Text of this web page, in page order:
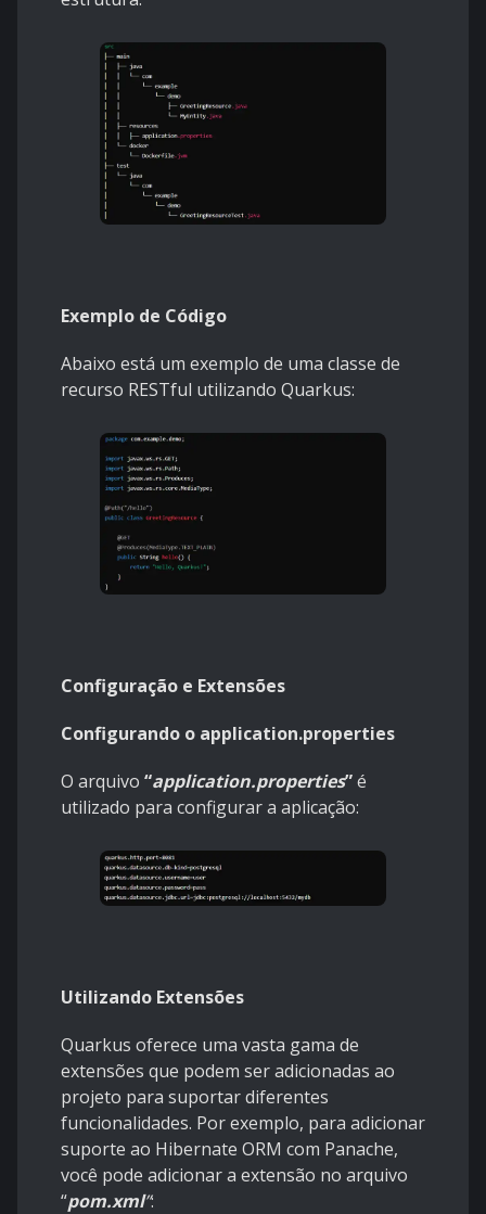
Exemplo de Código
Abaixo está um exemplo de uma classe de
recurso RESTful utilizando Quarkus:
Configuração e Extensões
Configurando o application.properties
O arquivo “application.properties”é
utilizado para configurar a aplicação:
Utilizando Extensões
Quarkus oferece uma vasta gama de
extensões que podem ser adicionadas ao
projeto para suportar diferentes
funcionalidades. Por exemplo, para adicionar
suporte ao Hibernate ORM com Panache,
você pode adicionar a extensão no arquivo
“pom.xml”: